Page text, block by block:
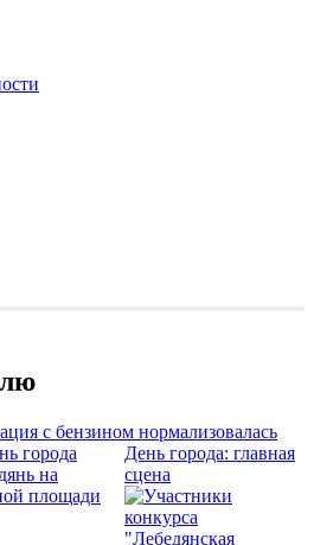
с бензином нормализовалась
День города: главная
сцена